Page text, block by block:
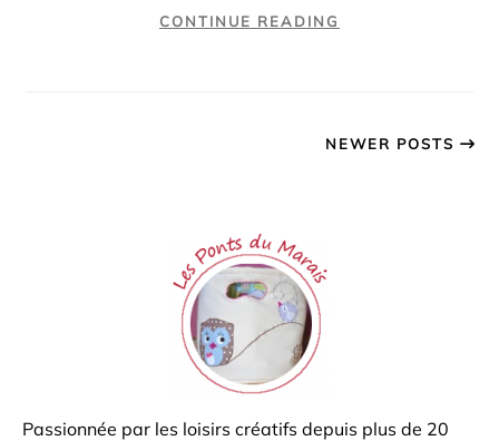
CONTINUE READING
NEWER POSTS
Passionnée par les loisirs créatifs depuis plus de 20